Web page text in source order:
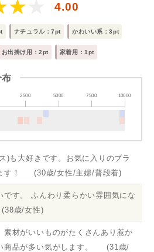
4.00
ナチュラル：7pt かわいい系：3pt
お出掛け用：2pt 家着用：1pt
2500 5000 7500 10000
)も大好きです。お気に入りのブラ
す！ (30歳/女性/主婦/普段着)
です。 ふんわり柔らかい雰囲気にな
歳/女性)
素材がいいものがたくさんあり惹か
商品が多い気がします。 (31歳/